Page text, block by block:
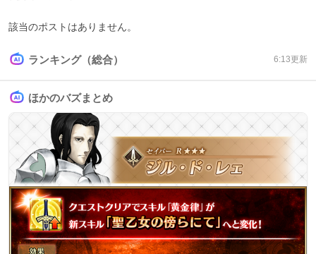
該当のポストはありません。
ランキング（総合） 6:13更新
ほかのバズまとめ